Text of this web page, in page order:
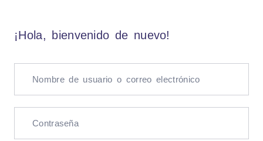
¡Hola, bienvenido de nuevo!